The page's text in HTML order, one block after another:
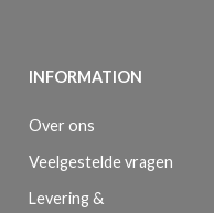
INFORMATION
Over ons
Veelgestelde vragen
Levering &